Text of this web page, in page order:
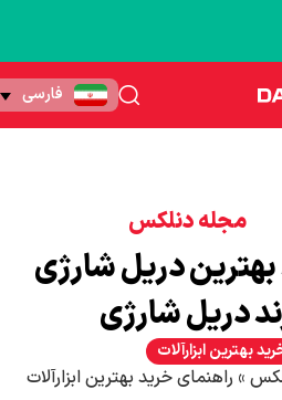
فارسی
مجله دنلکس
دریل شارژی
بهترین ابزارآلات
» راهنمای خرید بهترین ابزارآلات